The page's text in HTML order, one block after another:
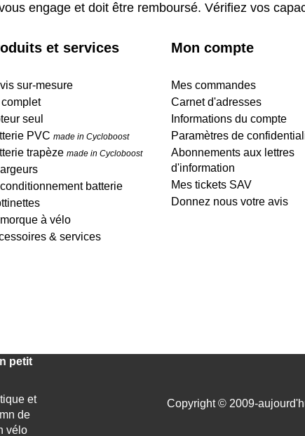
engage et doit être remboursé. Vérifiez vos
et services
sur-mesure
complet
seul
PVCmade in Cycloboost
trapèzemade in Cycloboost
batterie
à vélo
& services
Mon compte
Mes commandes
Carnet d'adresses
Informations du compte
Paramètres de
Abonnements aux lettres
d'information
Mes tickets SAV
Donnez nous votre avis
petit
et
de
vélo
Copyright © 2009-